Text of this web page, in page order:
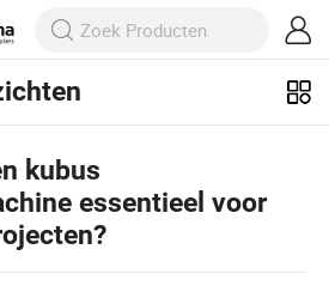
kubus
essentieel voor